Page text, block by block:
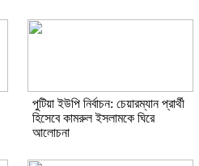
পুটিয়া ইউপি নির্বাচন: চেয়ারম্যান প্রার্থী
হিসেবে কামরুল ইসলামকে ঘিরে
আলোচনা